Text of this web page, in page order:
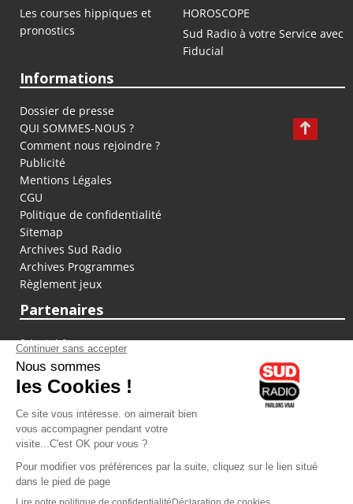
Les courses hippiques et
pronostics
HOROSCOPE
Sud Radio à votre Service avec
Fiducial
Informations
Dossier de presse
QUI SOMMES-NOUS ?
Comment nous rejoindre ?
Publicité
Mentions Légales
CGU
Politique de confidentialité
Sitemap
Archives Sud Radio
Archives Programmes
Règlement jeux
Partenaires
fiducial.fr
lyoncapitale.fr
olympique-et-lyonnais.com
L'application Iphone / Android
Téléchargez l'application
Les cookies